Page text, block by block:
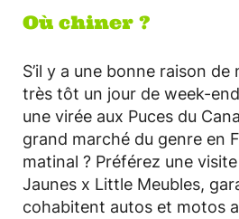
Où chiner ?
S’il y a une bonne raison
très tôt un jour de week-
une virée aux Puces du
grand marché du genre en
matinal ? Préférez une
Jaunes x Little Meubles,
cohabitent autos et motos